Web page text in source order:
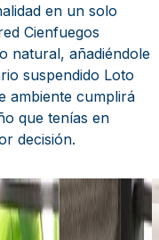
en un solo
Cienfuegos
natural, añadiéndole
suspendido Loto
ambiente cumplirá
que tenías en
decisión.